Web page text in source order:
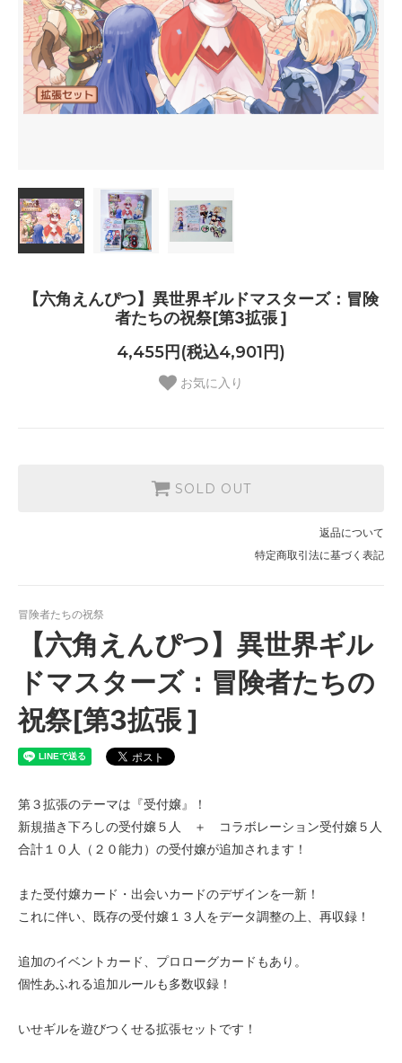
【六角えんぴつ】異世界ギルドマスターズ：冒険
者たちの祝祭[第3拡張 ]
4,455円(税込4,901円)
お気に入り
SOLD OUT
返品について
特定商取引法に基づく表記
冒険者たちの祝祭
【六角えんぴつ】異世界ギル
ドマスターズ：冒険者たちの
祝祭[第3拡張 ]
第３拡張のテーマは『受付嬢』！
新規描き下ろしの受付嬢５人 ＋ コラボレーション受付嬢５人
合計１０人（２０能力）の受付嬢が追加されます！
また受付嬢カード・出会いカードのデザインを一新！
これに伴い、既存の受付嬢１３人をデータ調整の上、再収録！
追加のイベントカード、プロローグカードもあり。
個性あふれる追加ルールも多数収録！
いせギルを遊びつくせる拡張セットです！